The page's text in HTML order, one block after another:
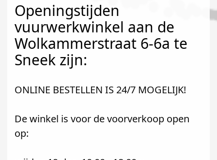
Openingstijden
vuurwerkwinkel aan de
Wolkammerstraat 6-6a te
Sneek zijn:
ONLINE BESTELLEN IS 24/7 MOGELIJK!
De winkel is voor de voorverkoop open
op: